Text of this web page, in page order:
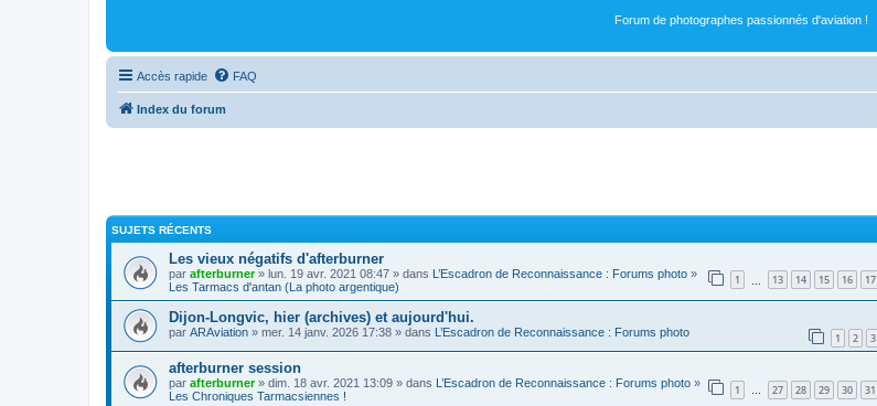
Forum de photographes passionnés d'aviation !
Accès rapide FAQ
Index du forum
SUJETS RÉCENTS
Les vieux négatifs d'afterburner
1 13 14 15 16 17
par afterburner» lun. 19 avr. 2021 08:47 » dans L’Escadron de Reconnaissance : Forums photo »
Les Tarmacs d'antan (La photo argentique)
Dijon-Longvic, hier (archives) et aujourd'hui.
1 2 3
par ARAviation » mer. 14 janv. 2026 17:38 » dans L’Escadron de Reconnaissance : Forums photo
afterburner session
1 … 27 28 29 30 31
par afterburner» dim. 18 avr. 2021 13:09 » dans L’Escadron de Reconnaissance : Forums photo »
Les Chroniques Tarmacsiennes !